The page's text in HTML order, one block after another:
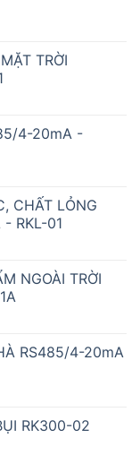
TRỜI
4-20mA -
CHẤT LỎNG
RKL-01
NGOÀI TRỜI
RS485/4-20mA
RK300-02